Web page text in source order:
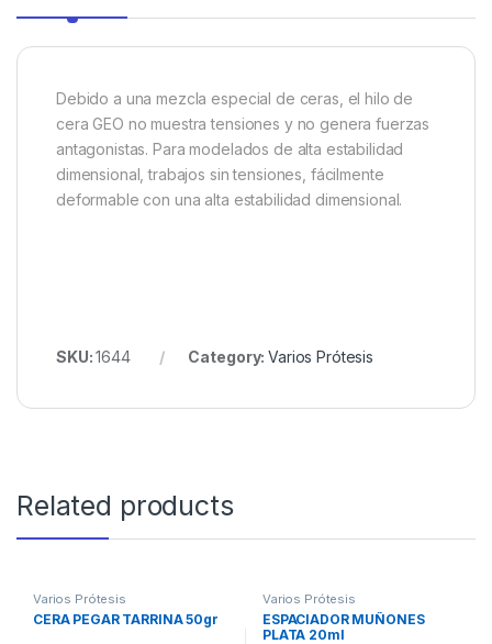
Debido a una mezcla especial de ceras, el hilo de
cera GEO no muestra tensiones y no genera fuerzas
antagonistas. Para modelados de alta estabilidad
dimensional, trabajos sin tensiones, fácilmente
deformable con una alta estabilidad dimensional.
SKU:1644 Category:Varios Prótesis
Related products
Varios Prótesis
CERA PEGAR TARRINA 50gr
Varios Prótesis
ESPACIADOR MUÑONES
PLATA 20ml